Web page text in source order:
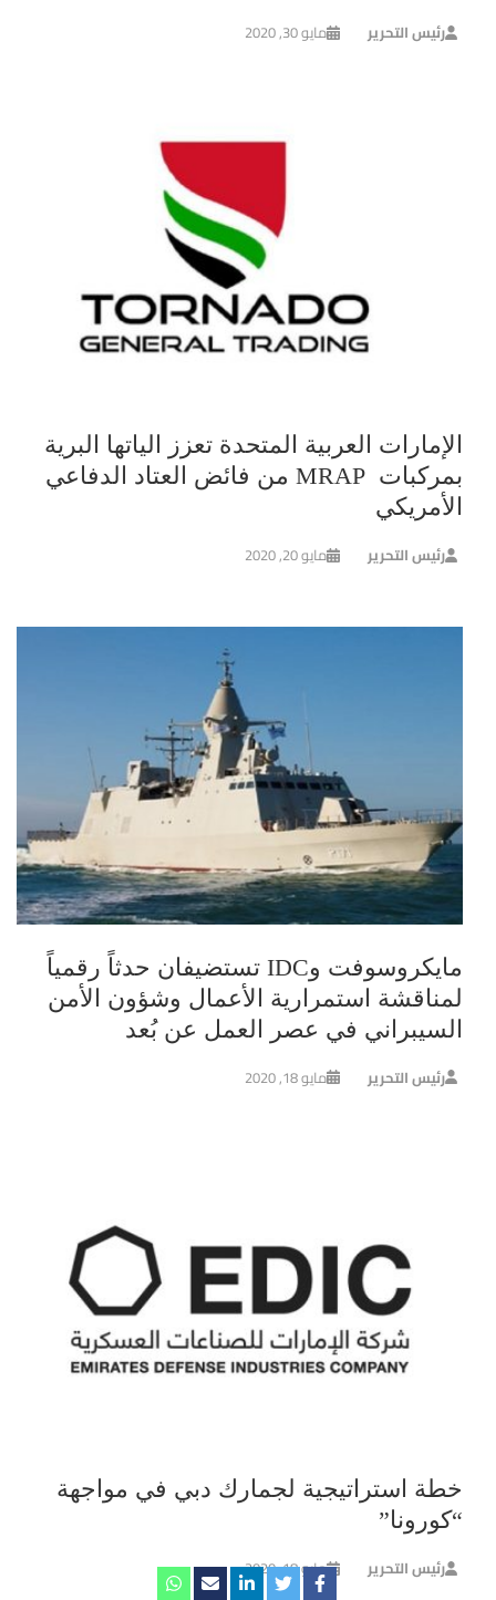
رئيس التحرير مايو 30, 2020
الإمارات العربية المتحدة تعزز الياتها البرية
بمركبات MRAP من فائض العتاد الدفاعي
الأمريكي
رئيس التحرير مايو 20, 2020
مايكروسوفت وIDC تستضيفان حدثاً رقمياً
لمناقشة استمرارية الأعمال وشؤون الأمن
السيبراني في عصر العمل عن بُعد
رئيس التحرير مايو 18, 2020
خطة استراتيجية لجمارك دبي في مواجهة
“كورونا”
رئيس التحرير مايو 18, 2020